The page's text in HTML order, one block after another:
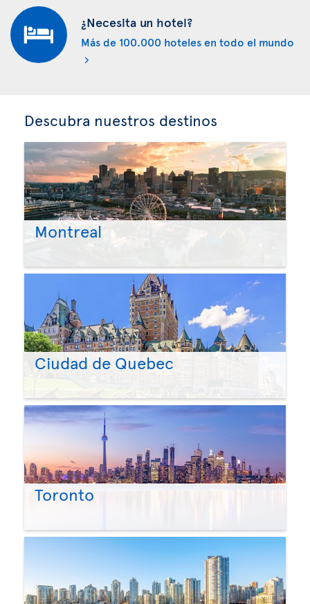
¿Necesita un hotel?
Más de 100.000 hoteles en todo el mundo
Descubra nuestros destinos
Montreal
Ciudad de Quebec
Toronto